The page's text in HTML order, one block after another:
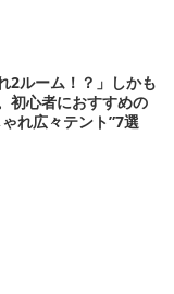
2ルーム！？」しかも
初心者におすすめの
れ広々テント”7選